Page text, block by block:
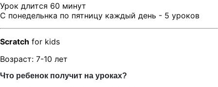
Урок длится 60 минут
С понедельнка по пятницу каждый день - 5 уроков
Scratch for kids
Возраст: 7-10 лет
Что ребенок получит на уроках?